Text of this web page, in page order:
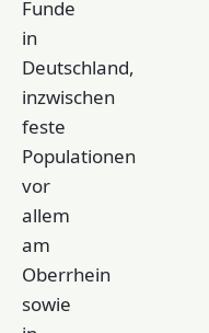
Funde
in
Deutschland,
inzwischen
feste
Populationen
vor
allem
am
Oberrhein
sowie